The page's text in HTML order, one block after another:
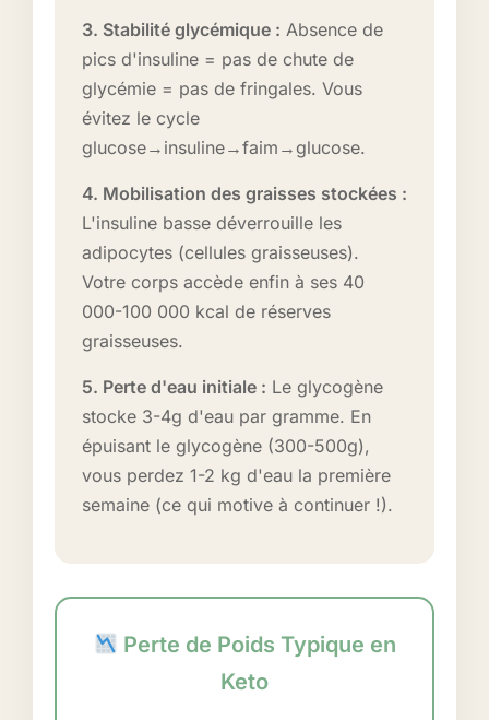
3. Stabilité glycémique : Absence de
pics d'insuline = pas de chute de
glycémie = pas de fringales. Vous
évitez le cycle
glucose→insuline→faim→glucose.
4. Mobilisation des graisses stockées :
L'insuline basse déverrouille les
adipocytes (cellules graisseuses).
Votre corps accède enfin à ses 40
000-100 000 kcal de réserves
graisseuses.
5. Perte d'eau initiale : Le glycogène
stocke 3-4g d'eau par gramme. En
épuisant le glycogène (300-500g),
vous perdez 1-2 kg d'eau la première
semaine (ce qui motive à continuer !).
Perte de Poids Typique en
Keto